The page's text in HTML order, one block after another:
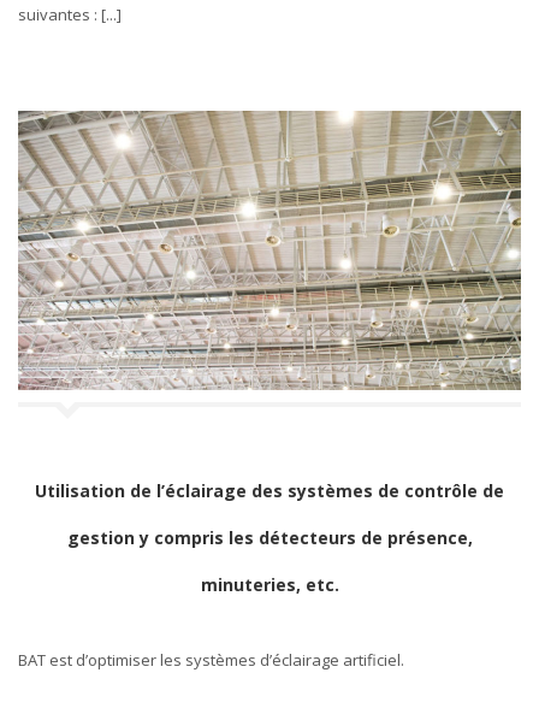
suivantes : [...]
Utilisation de l’éclairage des systèmes de contrôle de
gestion y compris les détecteurs de présence,
minuteries, etc.
BAT est d’optimiser les systèmes d’éclairage artificiel.